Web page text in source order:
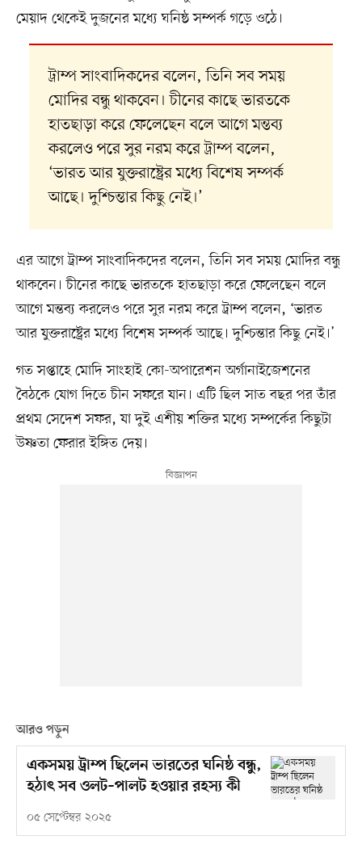
মেয়াদ থেকেই দুজনের মধ্যে ঘনিষ্ঠ সম্পর্ক গড়ে ওঠে।
ট্রাম্প সাংবাদিকদের বলেন, তিনি সব সময়
মোদির বন্ধু থাকবেন। চীনের কাছে ভারতকে
হাতছাড়া করে ফেলেছেন বলে আগে মন্তব্য
করলেও পরে সুর নরম করে ট্রাম্প বলেন,
‘ভারত আর যুক্তরাষ্ট্রের মধ্যে বিশেষ সম্পর্ক
আছে। দুশ্চিন্তার কিছু নেই।’
এর আগে ট্রাম্প সাংবাদিকদের বলেন, তিনি সব সময় মোদির বন্ধু
থাকবেন। চীনের কাছে ভারতকে হাতছাড়া করে ফেলেছেন বলে
আগে মন্তব্য করলেও পরে সুর নরম করে ট্রাম্প বলেন, ‘ভারত
আর যুক্তরাষ্ট্রের মধ্যে বিশেষ সম্পর্ক আছে। দুশ্চিন্তার কিছু নেই।’
গত সপ্তাহে মোদি সাংহাই কো-অপারেশন অর্গানাইজেশনের
বৈঠকে যোগ দিতে চীন সফরে যান। এটি ছিল সাত বছর পর তাঁর
প্রথম সেদেশ সফর, যা দুই এশীয় শক্তির মধ্যে সম্পর্কের কিছুটা
উষ্ণতা ফেরার ইঙ্গিত দেয়।
আরও পড়ুন
একসময় ট্রাম্প ছিলেন ভারতের ঘনিষ্ঠ বন্ধু,
হঠাৎ সব ওলট–পালট হওয়ার রহস্য কী
০৫ সেপ্টেম্বর ২০২৫